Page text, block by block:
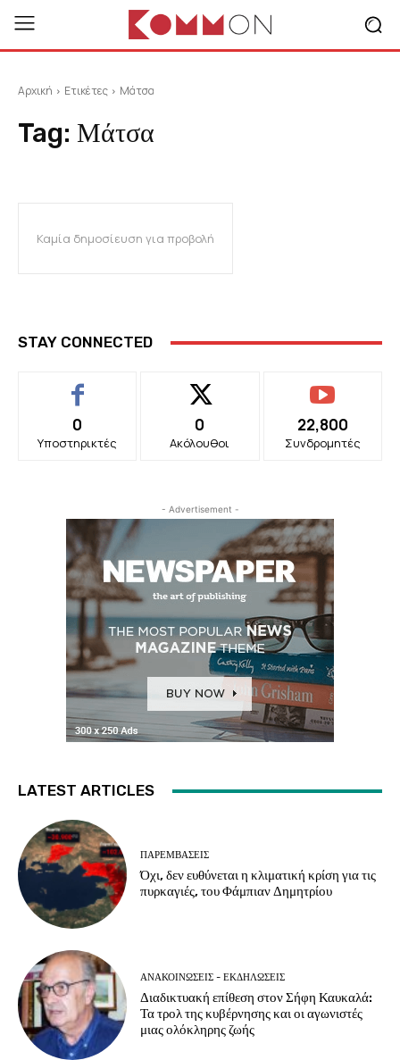
Αρχική Ετικέτες Μάτσα
Tag: Μάτσα
Καμία δημοσίευση για προβολή
STAY CONNECTED
0
Υποστηρικτές
0
Ακόλουθοι
22,800
Συνδρομητές
- Advertisement -
LATEST ARTICLES
ΠΑΡΕΜΒΑΣΕΙΣ
Όχι, δεν ευθύνεται η κλιματική κρίση για τις
πυρκαγιές, του Φάμπιαν Δημητρίου
ΑΝΑΚΟΙΝΩΣΕΙΣ - ΕΚΔΗΛΩΣΕΙΣ
Διαδικτυακή επίθεση στον Σήφη Καυκαλά:
Τα τρολ της κυβέρνησης και οι αγωνιστές
μιας ολόκληρης ζωής